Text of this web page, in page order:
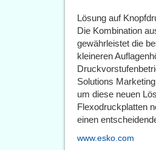
Lösung auf
Die Kombination
gewährleistet die
kleineren
Solutions
um diese neuen
Flexodruckplatten
einen
www.esko.com